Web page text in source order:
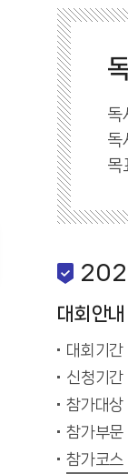
독
독
목
대회안내
대회기
신청기
참가대상
참가부문
참가코스